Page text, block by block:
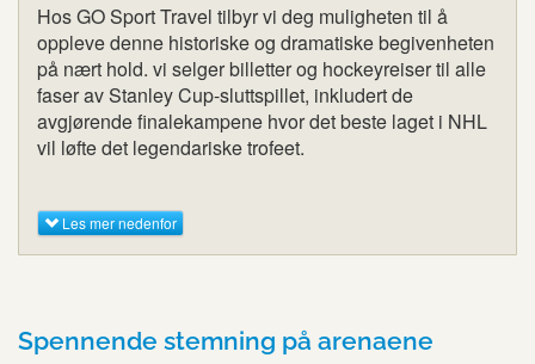
Hos GO Sport Travel tilbyr vi deg muligheten til å
oppleve denne historiske og dramatiske begivenheten
på nært hold. vi selger billetter og hockeyreiser til alle
faser av Stanley Cup-sluttspillet, inkludert de
avgjørende finalekampene hvor det beste laget i NHL
vil løfte det legendariske trofeet.
Les mer nedenfor
Spennende stemning på arenaene